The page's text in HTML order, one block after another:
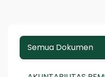
Semua Dokumen